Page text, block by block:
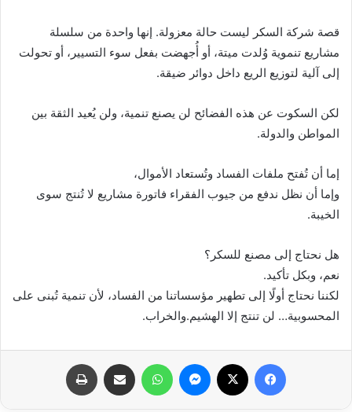
قصة شركة السكر ليست حالة معزولة. إنها واحدة من سلسلة
مشاريع تنموية وُلدت ميتة، أو أُجهضت بفعل سوء التسيير، أو تحولت
إلى آلية لتوزيع الريع داخل دوائر ضيقة.
لكن السكوت عن هذه الفضائح لن يصنع تنمية، ولن يُعيد الثقة بين
المواطن والدولة.
إما أن تُفتح ملفات الفساد وتُستعاد الأموال،
وإما أن نظل ندفع من جيوب الفقراء فاتورة مشاريع لا تُنتج سوى
الخيبة.
هل نحتاج إلى مصنع للسكر؟
نعم، وبكل تأكيد.
لكننا نحتاج أولًا إلى تطهير مؤسساتنا من الفساد، لأن تنمية تُبنى على
المحسوبية… لن تنتج إلا الهشيم.والخراب.
فيسبوك ماسنجر واتساب مشاركة عبر البريد